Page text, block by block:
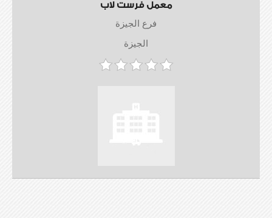
معمل فرست لاب
فرع الجيزة
الجيزة